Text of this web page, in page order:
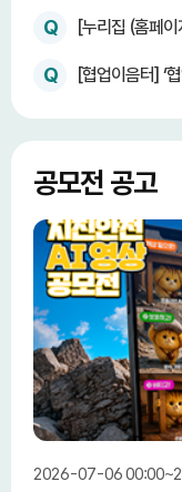
Q [누리집 (홈페
Q [협업이음터] ‘
공모전 공고
2026-07-06